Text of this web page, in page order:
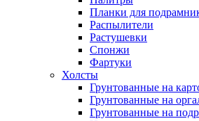
Планки для
Распылители
Растушевки
Спонжи
Фартуки
Холсты
Грунтованные на
Грунтованные на
Грунтованные на